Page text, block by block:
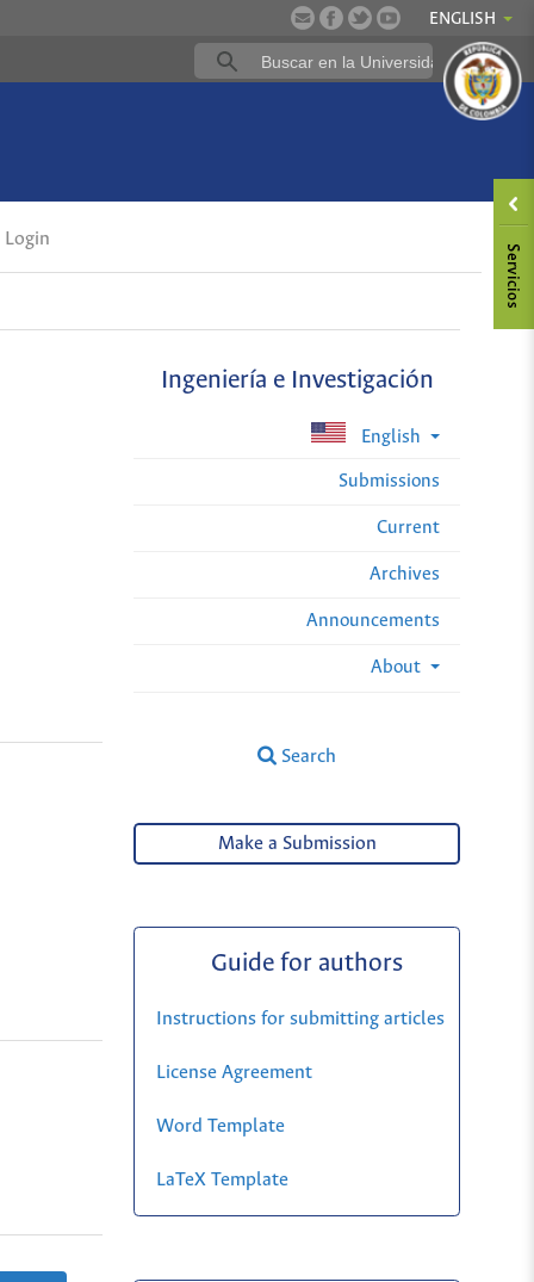
ENGLISH
Login
Ingeniería e Investigación
English
Submissions
Current
Archives
Announcements
About
Search
Make a Submission
Guide for authors
Instructions for submitting articles
License Agreement
Word Template
LaTeX Template